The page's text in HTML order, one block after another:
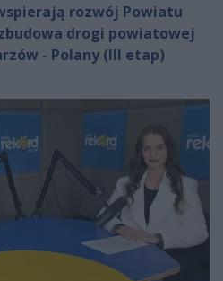
rozwój Powiatu
drogi powiatowej
- Polany (III etap)